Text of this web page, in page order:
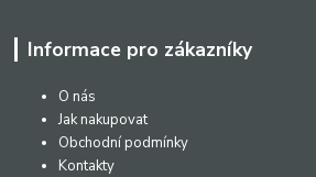
Informace pro zákazníky
O nás
Jak nakupovat
Obchodní podmínky
Kontakty